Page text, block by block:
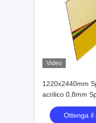
Video
1220x2440mm
acrilico 0,8mm
specchi colorati
Ottenga il